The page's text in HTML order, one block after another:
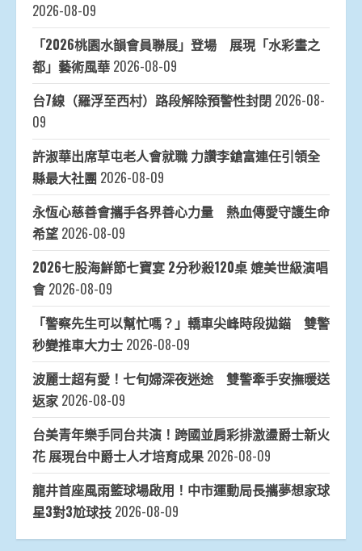
2026-08-09
「2026桃園水韻會員聯展」登場 展現「水彩畫之
都」藝術風華 2026-08-09
台7線（羅浮至西村）路段解除預警性封閉 2026-08-
09
許淑華出席草屯老人會就職 力讚李鎗富連任引領全
縣最大社團 2026-08-09
永恆心慈善會攜手各界善心力量 熱血傳愛守護生命
希望 2026-08-09
2026七股海鮮節七寶宴 2分秒殺120桌 媲美世級演唱
會 2026-08-09
「警察先生可以幫忙嗎？」轎車尖峰時段拋錨 雙警
秒變推車大力士 2026-08-09
波麗士超有愛！七旬婦深夜迷途 雙警牽手安撫暖送
返家 2026-08-09
台美青年樂手同台共演！跨國並肩彩排激盪爵士新火
花 展現台中爵士人才培育成果 2026-08-09
龍井首座風雨籃球場啟用！中市運動局長攜夢想家球
星3對3尬球技 2026-08-09